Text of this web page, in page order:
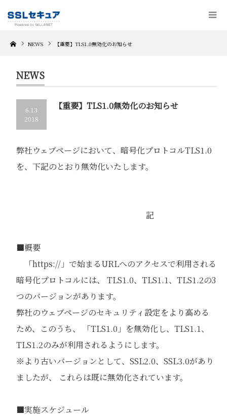
Home NEWS 【重要】TLS1.0無効化のお知らせ
NEWS
6.13
2018
【重要】TLS1.0無効化のお知らせ
弊社ウェブページにおいて、暗号化プロトコルTLS1.0
を、下記のとおり無効化いたします。
記
■概要
「https://」で始まるURLへのアクセスで利用される
暗号化プロトコルには、 TLS1.0、TLS1.1、TLS1.2の3
つのバージョンがあります。
弊社のウェブページのセキュリティ設定をより高める
ため、このうち、 「TLS1.0」を無効化し、TLS1.1、
TLS1.2のみが利用されるようにします。
※より古いバージョンとして、SSL2.0、SSL3.0があり
ましたが、 これらは既に無効化されています。
■実施スケジュール